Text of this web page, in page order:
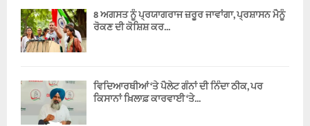
8 ਅਗਸਤ ਨੂੰ ਪ੍ਰਯਾਗਰਾਜ ਜ਼ਰੂਰ ਜਾਵਾਂਗਾ, ਪ੍ਰਸ਼ਾਸਨ ਮੈਨੂੰ
ਰੋਕਣ ਦੀ ਕੋਸ਼ਿਸ਼ ਕਰ...
ਵਿਦਿਆਰਥੀਆਂ ‘ਤੇ ਪੈਲੇਟ ਗੰਨਾਂ ਦੀ ਨਿੰਦਾ ਠੀਕ, ਪਰ
ਕਿਸਾਨਾਂ ਖ਼ਿਲਾਫ਼ ਕਾਰਵਾਈ ‘ਤੇ...